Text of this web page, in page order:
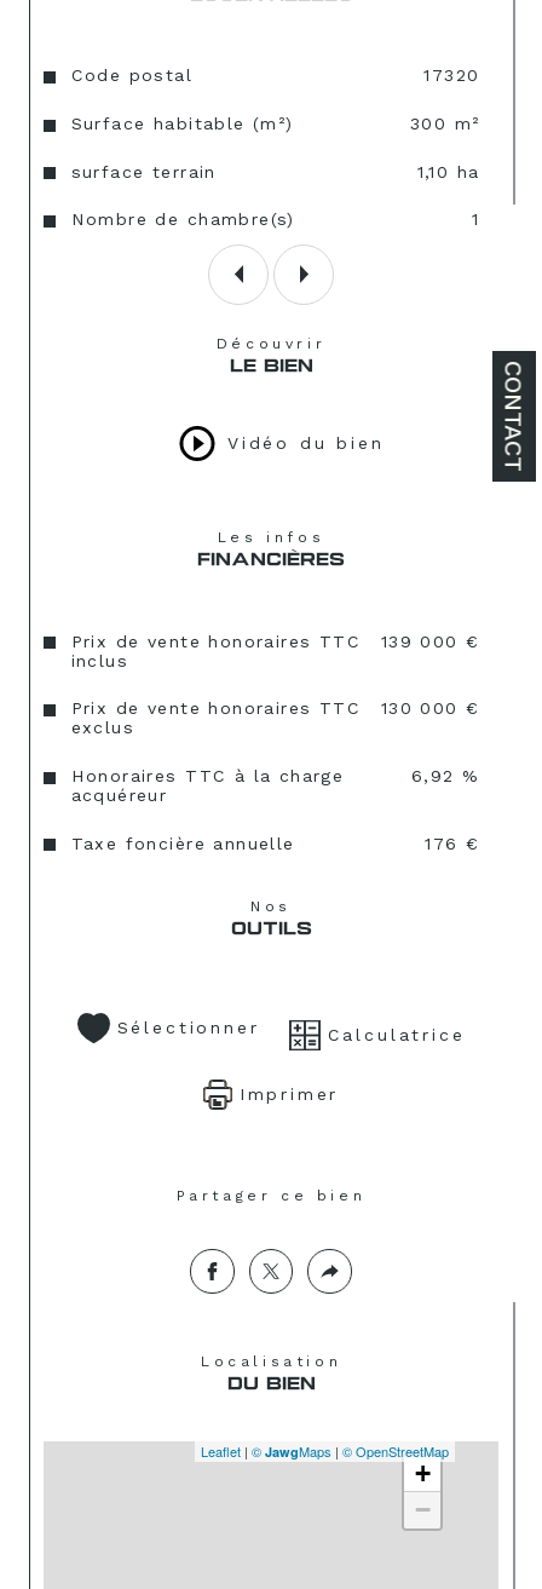
CONTACT
Caractéristiques Valeurs
Code postal 17320
Surface habitable (m²) 300 m²
surface terrain 1,10 ha
Nombre de chambre(s) 1
Découvrir
LE BIEN
Vidéo du bien
Les infos
FINANCIÈRES
Prix de vente honoraires TTC
inclus
139 000 €
Prix de vente honoraires TTC
exclus
130 000 €
Honoraires TTC à la charge
acquéreur
6,92 %
Taxe foncière annuelle 176 €
Nos
OUTILS
Sélectionner Calculatrice
Imprimer
Partager ce bien
Localisation
DU BIEN
+
−
Leaflet | © JawgMaps | © OpenStreetMap